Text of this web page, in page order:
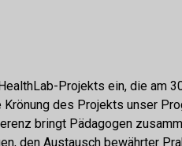
Projekts ein, die am
des Projekts unser
bringt Pädagogen
den Austausch bewährter